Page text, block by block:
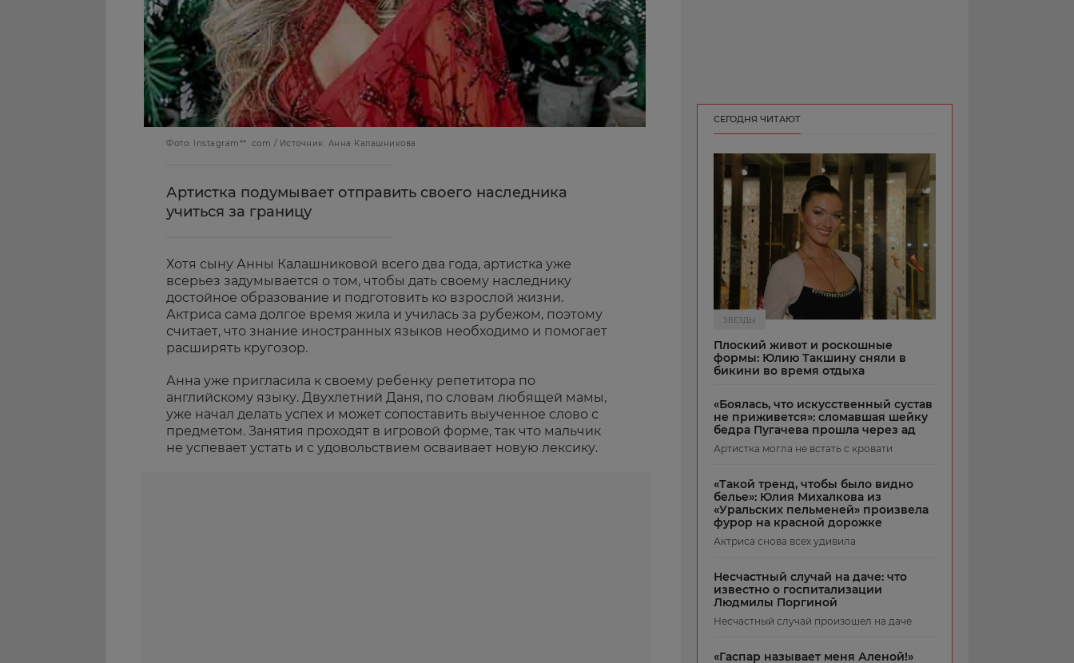
Фото: Instagram**. com / Источник: Анна Калашникова
Артистка подумывает отправить своего наследника
учиться за границу
Хотя сыну Анны Калашниковой всего два года, артистка уже
всерьез задумывается о том, чтобы дать своему наследнику
достойное образование и подготовить ко взрослой жизни.
Актриса сама долгое время жила и училась за рубежом, поэтому
считает, что знание иностранных языков необходимо и помогает
расширять кругозор.
Анна уже пригласила к своему ребенку репетитора по
английскому языку. Двухлетний Даня, по словам любящей мамы,
уже начал делать успех и может сопоставить выученное слово с
предметом. Занятия проходят в игровой форме, так что мальчик
не успевает устать и с удовольствием осваивает новую лексику.
СЕГОДНЯ ЧИТАЮТ
ЗВЕЗДЫ
Плоский живот и роскошные
формы: Юлию Такшину сняли в
бикини во время отдыха
«Боялась, что искусственный сустав
не приживется»: сломавшая шейку
бедра Пугачева прошла через ад
Артистка могла не встать с кровати
«Такой тренд, чтобы было видно
белье»: Юлия Михалкова из
«Уральских пельменей» произвела
фурор на красной дорожке
Актриса снова всех удивила
Несчастный случай на даче: что
известно о госпитализации
Людмилы Поргиной
Несчастный случай произошел на даче
«Гаспар называет меня Аленой!»